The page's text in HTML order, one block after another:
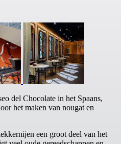
del Chocolate in het Spaans,
het maken van nougat en
een groot deel van het